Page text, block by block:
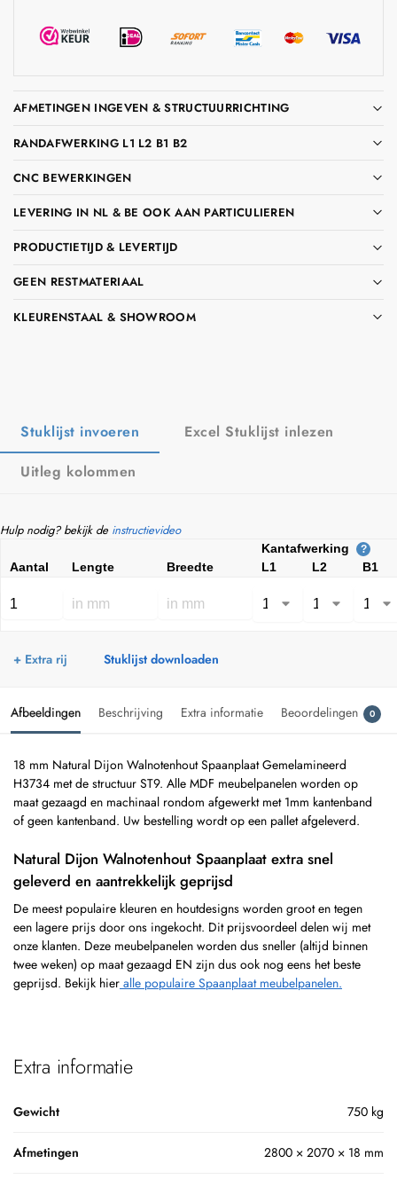
AFMETINGEN INGEVEN & STRUCTUURRICHTING
RANDAFWERKING L1 L2 B1 B2
CNC BEWERKINGEN
LEVERING IN NL & BE OOK AAN PARTICULIEREN
PRODUCTIETIJD & LEVERTIJD
GEEN RESTMATERIAAL
KLEURENSTAAL & SHOWROOM
Stuklijst invoeren
Excel Stuklijst inlezen
Uitleg kolommen
Hulp nodig? bekijk de instructievideo
Kantafwerking ?
Aantal Lengte Breedte L1 L2 B1
+ Extra rij Stuklijst downloaden
Afbeeldingen Beschrijving Extra informatie Beoordelingen 0
18 mm Natural Dijon Walnotenhout Spaanplaat Gemelamineerd
H3734 met de structuur ST9. Alle MDF meubelpanelen worden op
maat gezaagd en machinaal rondom afgewerkt met 1mm kantenband
of geen kantenband. Uw bestelling wordt op een pallet afgeleverd.
Natural Dijon Walnotenhout Spaanplaat extra snel
geleverd en aantrekkelijk geprijsd
De meest populaire kleuren en houtdesigns worden groot en tegen
een lagere prijs door ons ingekocht. Dit prijsvoordeel delen wij met
onze klanten. Deze meubelpanelen worden dus sneller (altijd binnen
twee weken) op maat gezaagd EN zijn dus ook nog eens het beste
geprijsd. Bekijk hier alle populaire Spaanplaat meubelpanelen.
Extra informatie
Gewicht 750 kg
Afmetingen 2800 × 2070 × 18 mm